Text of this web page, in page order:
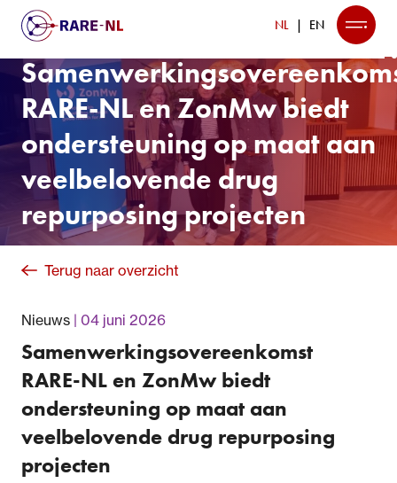
NL EN
RARE-NL en ZonMw biedt
ondersteuning op maat aan
veelbelovende drug
repurposing projecten
Terug naar overzicht
Nieuws 04 juni 2026
Samenwerkingsovereenkomst
RARE-NL en ZonMw biedt
ondersteuning op maat aan
veelbelovende drug repurposing
projecten